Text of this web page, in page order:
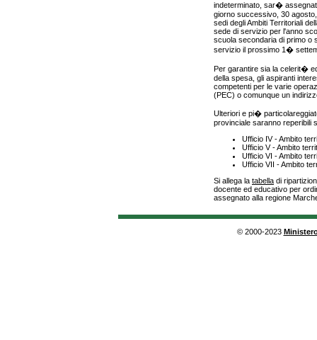
indeterminato, sar�
giorno successivo, 30
sedi degli Ambiti Territoriali
sede di servizio per l'anno
scuola secondaria di primo o
servizio il prossimo 1�
Per garantire sia la celerit�
della spesa, gli aspiranti
competenti per le varie
(PEC) o comunque un
Ulteriori e pi�
provinciale saranno reperibili
Ufficio IV - Ambito
Ufficio V - Ambito
Ufficio VI - Ambito
Ufficio VII - Ambito
Si allega la tabella di
docente ed educativo per
assegnato alla regione
© 2000-2023